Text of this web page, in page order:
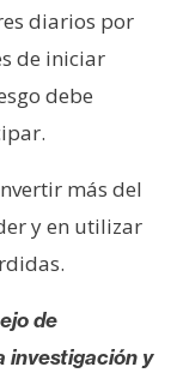
diarios por
de iniciar
debe
más del
y en utilizar
de
investigación y